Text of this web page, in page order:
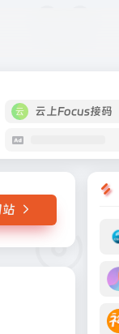
云上Focus接码
站